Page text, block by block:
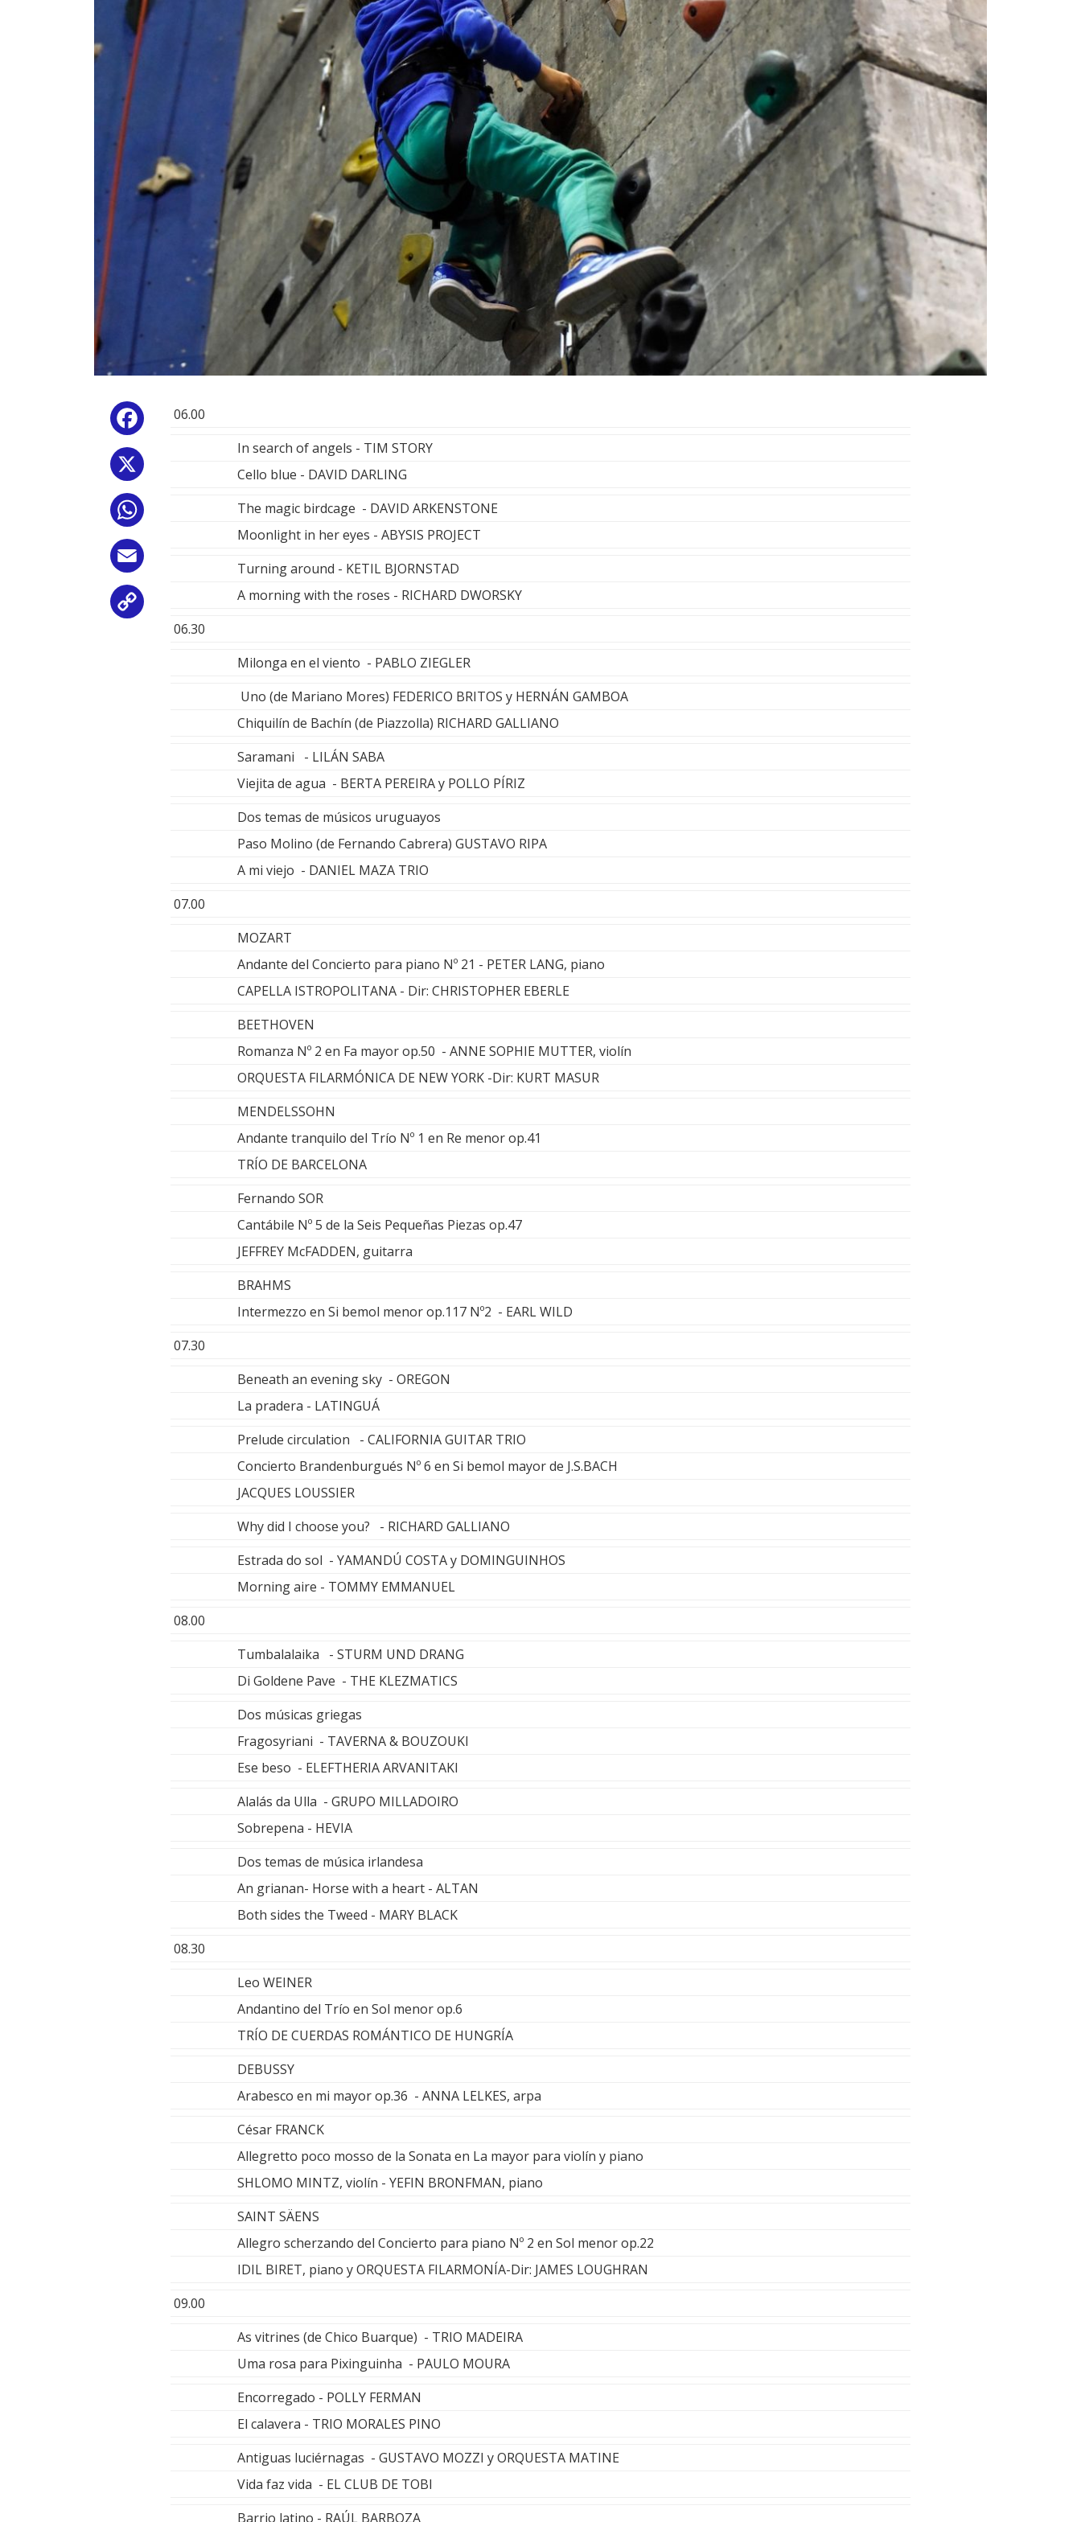
Facebook
06.00
In search of angels - TIM STORY
Cello blue - DAVID DARLING
The magic birdcage - DAVID ARKENSTONE
Moonlight in her eyes - ABYSIS PROJECT
Turning around - KETIL BJORNSTAD
A morning with the roses - RICHARD DWORSKY
06.30
Milonga en el viento - PABLO ZIEGLER
Uno (de Mariano Mores) FEDERICO BRITOS y HERNÁN GAMBOA
Chiquilín de Bachín (de Piazzolla) RICHARD GALLIANO
Saramani - LILÁN SABA
Viejita de agua - BERTA PEREIRA y POLLO PÍRIZ
Dos temas de músicos uruguayos
Paso Molino (de Fernando Cabrera) GUSTAVO RIPA
A mi viejo - DANIEL MAZA TRIO
07.00
MOZART
Andante del Concierto para piano Nº 21 - PETER LANG, piano
CAPELLA ISTROPOLITANA - Dir: CHRISTOPHER EBERLE
BEETHOVEN
Romanza Nº 2 en Fa mayor op.50 - ANNE SOPHIE MUTTER, violín
ORQUESTA FILARMÓNICA DE NEW YORK -Dir: KURT MASUR
MENDELSSOHN
Andante tranquilo del Trío Nº 1 en Re menor op.41
TRÍO DE BARCELONA
Fernando SOR
Cantábile Nº 5 de la Seis Pequeñas Piezas op.47
JEFFREY McFADDEN, guitarra
BRAHMS
Intermezzo en Si bemol menor op.117 Nº2 - EARL WILD
07.30
Beneath an evening sky - OREGON
La pradera - LATINGUÁ
Prelude circulation - CALIFORNIA GUITAR TRIO
Concierto Brandenburgués Nº 6 en Si bemol mayor de J.S.BACH
JACQUES LOUSSIER
Why did I choose you? - RICHARD GALLIANO
Estrada do sol - YAMANDÚ COSTA y DOMINGUINHOS
Morning aire - TOMMY EMMANUEL
08.00
Tumbalalaika - STURM UND DRANG
Di Goldene Pave - THE KLEZMATICS
Dos músicas griegas
Fragosyriani - TAVERNA & BOUZOUKI
Ese beso - ELEFTHERIA ARVANITAKI
Alalás da Ulla - GRUPO MILLADOIRO
Sobrepena - HEVIA
Dos temas de música irlandesa
An grianan- Horse with a heart - ALTAN
Both sides the Tweed - MARY BLACK
08.30
Leo WEINER
Andantino del Trío en Sol menor op.6
TRÍO DE CUERDAS ROMÁNTICO DE HUNGRÍA
DEBUSSY
Arabesco en mi mayor op.36 - ANNA LELKES, arpa
César FRANCK
Allegretto poco mosso de la Sonata en La mayor para violín y piano
SHLOMO MINTZ, violín - YEFIN BRONFMAN, piano
SAINT SÄENS
Allegro scherzando del Concierto para piano Nº 2 en Sol menor op.22
IDIL BIRET, piano y ORQUESTA FILARMONÍA-Dir: JAMES LOUGHRAN
09.00
As vitrines (de Chico Buarque) - TRIO MADEIRA
Uma rosa para Pixinguinha - PAULO MOURA
Encorregado - POLLY FERMAN
El calavera - TRIO MORALES PINO
Antiguas luciérnagas - GUSTAVO MOZZI y ORQUESTA MATINE
Vida faz vida - EL CLUB DE TOBI
Barrio latino - RAÚL BARBOZA